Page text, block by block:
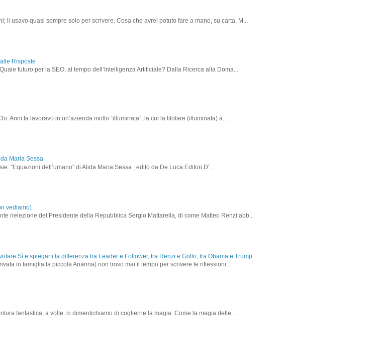
li usavo quasi sempre solo per scrivere. Cosa che avrei potuto fare a mano, su carta. M...
Risposte
futuro per la SEO, al tempo dell’Intelligenza Artificiale? Dalla Ricerca alla Doma...
Anni fa lavoravo in un’azienda molto “illuminata”, la cui la titolare (illuminata) a...
Maria Sessa
"Equazioni dell’umano" di Alida Maria Sessa , edito da De Luca Editori D'...
vediamo)
rielezione del Presidente della Repubblica Sergio Mattarella, di come Matteo Renzi abb...
Sì e spiegarti la differenza tra Leader e Follower, tra Renzi e Grillo, tra Obama e Trump.
in famiglia la piccola Arianna) non trovo mai il tempo per scrivere le riflessioni...
fantastica, a volte, ci dimentichiamo di coglierne la magia. Come la magia delle ...